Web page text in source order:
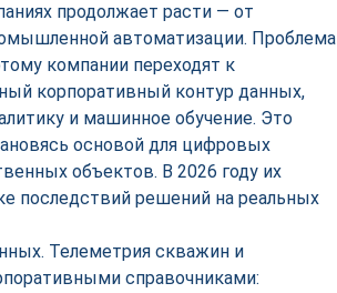
продолжает расти — от
автоматизации. Проблема
компании переходят к
корпоративный контур данных,
и машинное обучение. Это
основой для цифровых
объектов. В 2026 году их
последствий решений на реальных
Телеметрия скважин и
справочниками: